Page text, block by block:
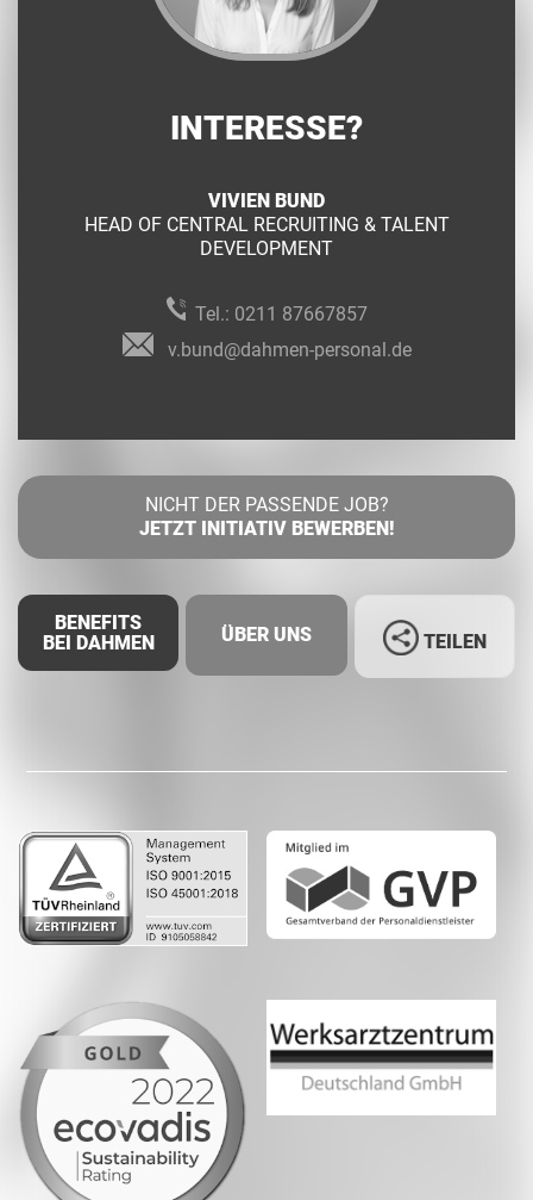
INTERESSE?
VIVIEN BUND
HEAD OF CENTRAL RECRUITING & TALENT
DEVELOPMENT
Tel.: 0211 87667857
v.bund@dahmen-personal.de
NICHT DER PASSENDE JOB?
JETZT INITIATIV BEWERBEN!
BENEFITS
BEI DAHMEN
ÜBER UNS TEILEN